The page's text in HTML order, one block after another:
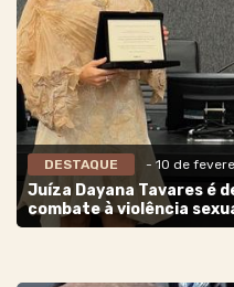
DESTAQUE - 10 de
Juíza Dayana Tavares é
combate à violência